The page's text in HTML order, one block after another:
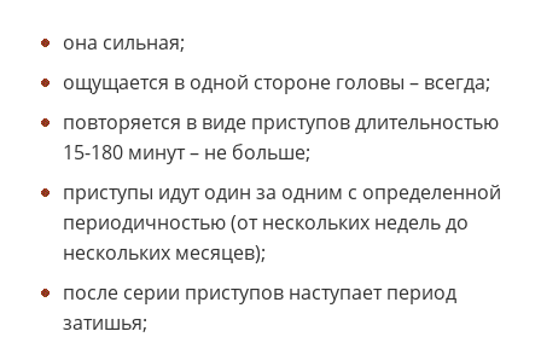
она сильная;
ощущается в одной стороне головы – всегда;
повторяется в виде приступов длительностью
15-180 минут – не больше;
приступы идут один за одним с определенной
периодичностью (от нескольких недель до
нескольких месяцев);
после серии приступов наступает период
затишья;